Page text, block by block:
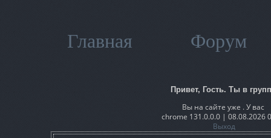
Главная Форум
Привет, Гость. Ты в
Вы на сайте уже . У вас
chrome 131.0.0.0 | 08.08.2026
Выход